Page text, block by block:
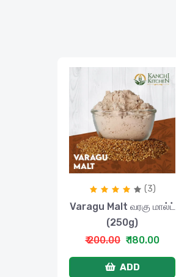
(3)
Varagu Malt வரகு மால்ட்
(250g)
₹ 200.00 ₹ 180.00
ADD